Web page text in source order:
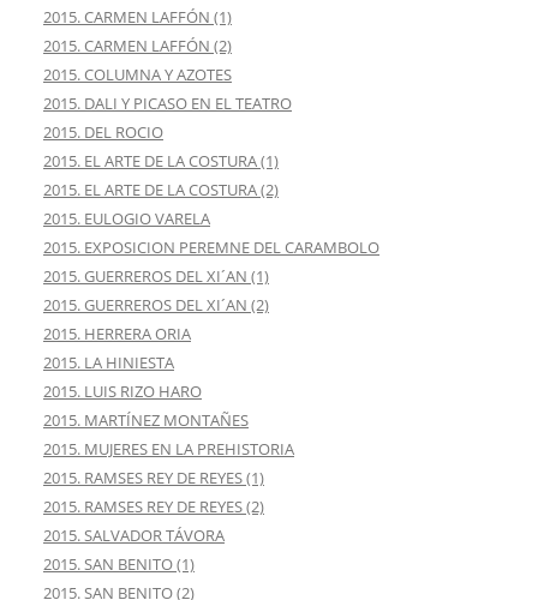
2015. CARMEN LAFFÓN (1)
2015. CARMEN LAFFÓN (2)
2015. COLUMNA Y AZOTES
2015. DALI Y PICASO EN EL TEATRO
2015. DEL ROCIO
2015. EL ARTE DE LA COSTURA (1)
2015. EL ARTE DE LA COSTURA (2)
2015. EULOGIO VARELA
2015. EXPOSICION PEREMNE DEL CARAMBOLO
2015. GUERREROS DEL XI´AN (1)
2015. GUERREROS DEL XI´AN (2)
2015. HERRERA ORIA
2015. LA HINIESTA
2015. LUIS RIZO HARO
2015. MARTÍNEZ MONTAÑES
2015. MUJERES EN LA PREHISTORIA
2015. RAMSES REY DE REYES (1)
2015. RAMSES REY DE REYES (2)
2015. SALVADOR TÁVORA
2015. SAN BENITO (1)
2015. SAN BENITO (2)